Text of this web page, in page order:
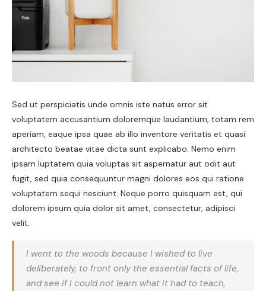
Sed ut perspiciatis unde omnis iste natus error sit
voluptatem accusantium doloremque laudantium, totam rem
aperiam, eaque ipsa quae ab illo inventore veritatis et quasi
architecto beatae vitae dicta sunt explicabo. Nemo enim
ipsam luptatem quia voluptas sit aspernatur aut odit aut
fugit, sed quia consequuntur magni dolores eos qui ratione
voluptatem sequi nesciunt. Neque porro quisquam est, qui
dolorem ipsum quia dolor sit amet, consectetur, adipisci
velit.
I went to the woods because I wished to live
deliberately, to front only the essential facts of life,
and see if I could not learn what it had to teach,